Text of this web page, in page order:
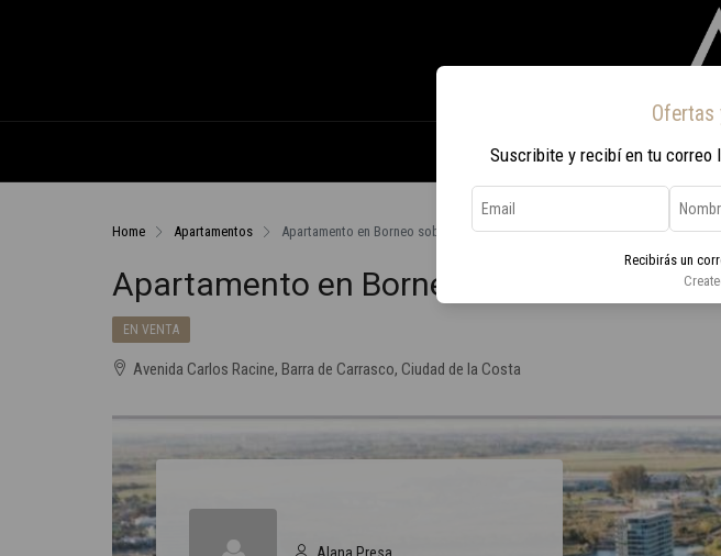
Ofertas
Suscribite y recibí en tu correo
Recibirás un
Inicio Propiedades
Home Apartamentos Apartamento en Borneo sobre Lago Calcagno
Apartamento en Borneo sobre Lago
EN VENTA
Avenida Carlos Racine, Barra de Carrasco, Ciudad de la Costa
Alana Presa